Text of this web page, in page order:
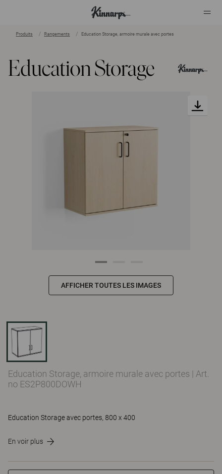
Produits Rangements Education Storage, armoire murale avec portes
Education Storage
AFFICHER TOUTES LES IMAGES
Education Storage, armoire murale avec portes | Art.
no ES2P800DOWH
Education Storage avec portes, 800 x 400
En voir plus